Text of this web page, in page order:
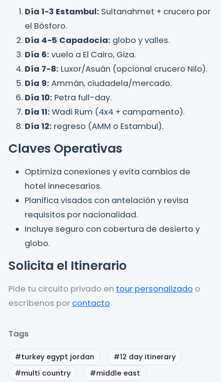
Día 1-3 Estambul: Sultanahmet + crucero por
el Bósforo.
Día 4-5 Capadocia: globo y valles.
Día 6: vuelo a El Cairo, Giza.
Día 7-8: Luxor/Asuán (opcional crucero Nilo).
Día 9: Ammán, ciudadela/mercado.
Día 10: Petra full-day.
Día 11: Wadi Rum (4x4 + campamento).
Día 12: regreso (AMM o Estambul).
Claves Operativas
Optimiza conexiones y evita cambios de
hotel innecesarios.
Planifica visados con antelación y revisa
requisitos por nacionalidad.
Incluye seguro con cobertura de desierto y
globo.
Solicita el Itinerario
Pide tu circuito privado en tour personalizado o
escríbenos por contacto.
Tags
#turkey egypt jordan
#12 day itinerary
#multi country
#middle east